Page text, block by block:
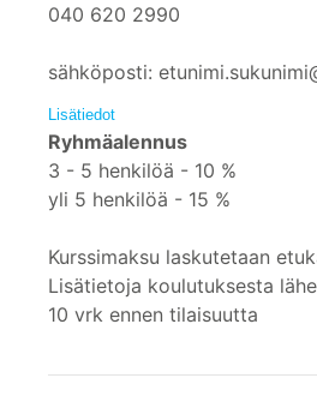
040 620 2990
sähköposti:
Lisätiedot
Ryhmäalennus
3 - 5 henkilöä - 10 %
yli 5 henkilöä - 15 %
Kurssimaksu laskutetaan
Lisätietoja koulutuksesta
10 vrk ennen tilaisuutta